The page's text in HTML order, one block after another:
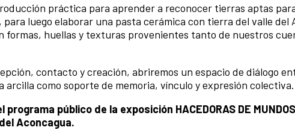
práctica para aprender a reconocer tierras aptas
luego elaborar una pasta cerámica con tierra del valle del
formas, huellas y texturas provenientes tanto de nuestros
contacto y creación, abriremos un espacio de diálogo
como soporte de memoria, vínculo y expresión colectiva.
público de la exposición HACEDORAS DE
Aconcagua.